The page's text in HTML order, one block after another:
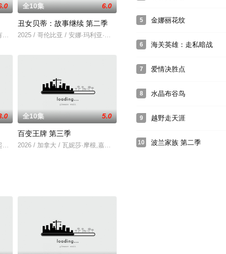
挑战过那些很酷的孩子们——直到新来的女孩特里带着大胆的想法来到这里，
全10集 6.0
丑女贝蒂：故事继续 第二季
2025 / 哥伦比亚 / 安娜·玛利亚·欧罗兹寇
眼的精品酒店，吸引了老板的女儿们——一个将他视为灵魂伴侣，另一个视为命
全10集 5.0
百变王牌 第三季
2026 / 加拿大 / 瓦妮莎·摩根,嘉科莫·吉安尼欧缇
5 金娜丽花纹
6 海关英雄：走私暗战
7 爱情决胜点
8 水晶布谷鸟
9 越野走天涯
10 波兰家族 第二季